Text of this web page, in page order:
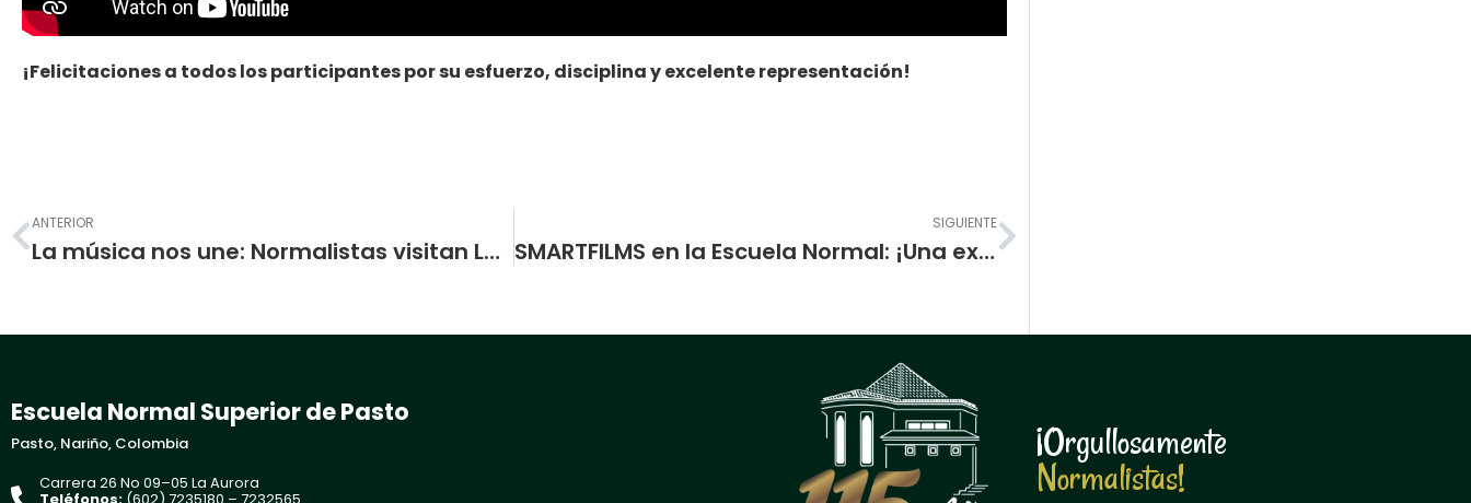
¡Felicitaciones a todos los participantes por su esfuerzo, disciplina y excelente representación!
Prev
ANTERIOR
La música nos une: Normalistas visitan La Caldera en una jornada de arte y aprendizaje
SIGUIENTE
SMARTFILMS en la Escuela Normal: ¡Una experiencia de cine con celular!
Next
Escuela Normal Superior de Pasto
Pasto, Nariño, Colombia
Carrera 26 No 09–05 La Aurora
¡Orgullosamente
Normalistas!